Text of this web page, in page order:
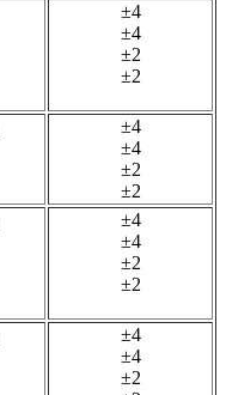
±4
±4
±2
±2
±4
±4
±2
±2
±4
±4
±2
±2
±4
±4
±2